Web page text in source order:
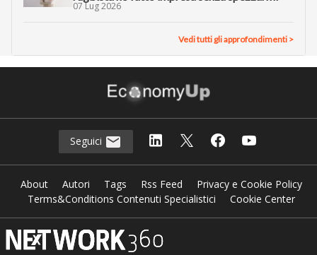
07 Lug 2026
Vedi tutti gli approfondimenti >
Seguici
About Autori Tags Rss Feed
Privacy e Cookie Policy
Terms&Conditions Contenuti Specialistici
Cookie Center